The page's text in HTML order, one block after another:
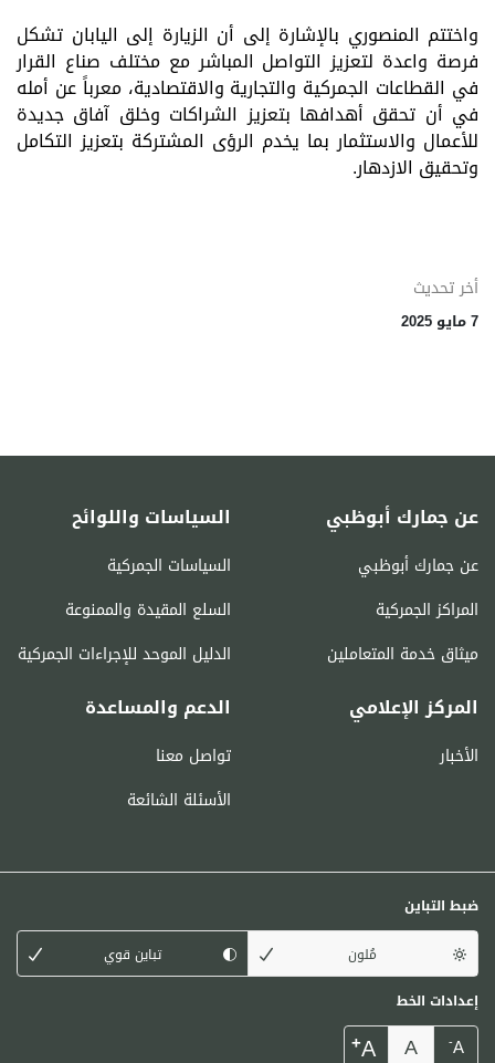
واختتم المنصوري بالإشارة إلى أن الزيارة إلى اليابان تشكل
فرصة واعدة لتعزيز التواصل المباشر مع مختلف صناع القرار
في القطاعات الجمركية والتجارية والاقتصادية، معرباًعن أمله
في أن تحقق أهدافها بتعزيز الشراكات وخلق آفاق جديدة
للأعمال والاستثمار بما يخدم الرؤى المشتركة بتعزيز التكامل
وتحقيق الازدهار.
أخر تحديث
7 مايو 2025
عن جمارك أبوظبي
عن جمارك أبوظبي
المراكز الجمركية
ميثاق خدمة المتعاملين
السياسات واللوائح
السياسات الجمركية
السلع المقيدة والممنوعة
الدليل الموحد للإجراءات الجمركية
المركز الإعلامي
الأخبار
الدعم والمساعدة
تواصل معنا
الأسئلة الشائعة
ضبط التباين
مُلون
تباين قوي
إعدادات الخط
A
-
A
A
+